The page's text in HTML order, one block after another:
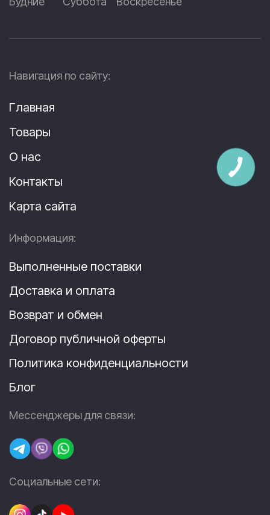
Навигация по сайту:
Главная
Товары
О нас
Контакты
Карта сайта
Информация:
Выполненные поставки
Доставка и оплата
Возврат и обмен
Договор публичной оферты
Политика конфиденциальности
Блог
Мессенджеры для связи:
Социальные сети: